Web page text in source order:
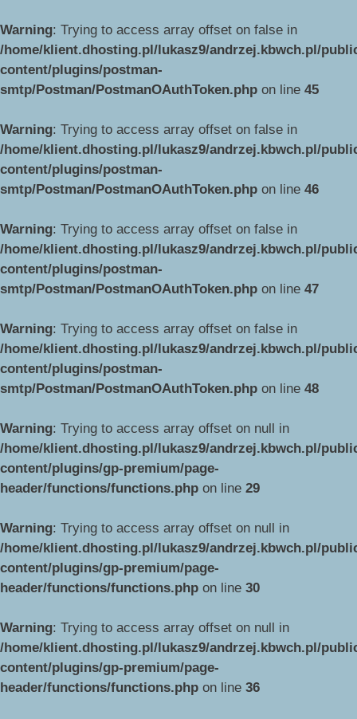
Warning: Trying to access array offset on false in
/home/klient.dhosting.pl/lukasz9/andrzej.kbwch.pl/
content/plugins/postman-
smtp/Postman/PostmanOAuthToken.php on line 45
Warning: Trying to access array offset on false in
/home/klient.dhosting.pl/lukasz9/andrzej.kbwch.pl/
content/plugins/postman-
smtp/Postman/PostmanOAuthToken.php on line 46
Warning: Trying to access array offset on false in
/home/klient.dhosting.pl/lukasz9/andrzej.kbwch.pl/
content/plugins/postman-
smtp/Postman/PostmanOAuthToken.php on line 47
Warning: Trying to access array offset on false in
/home/klient.dhosting.pl/lukasz9/andrzej.kbwch.pl/
content/plugins/postman-
smtp/Postman/PostmanOAuthToken.php on line 48
Warning: Trying to access array offset on null in
/home/klient.dhosting.pl/lukasz9/andrzej.kbwch.pl/
content/plugins/gp-premium/page-
header/functions/functions.php on line 29
Warning: Trying to access array offset on null in
/home/klient.dhosting.pl/lukasz9/andrzej.kbwch.pl/
content/plugins/gp-premium/page-
header/functions/functions.php on line 30
Warning: Trying to access array offset on null in
/home/klient.dhosting.pl/lukasz9/andrzej.kbwch.pl/
content/plugins/gp-premium/page-
header/functions/functions.php on line 36